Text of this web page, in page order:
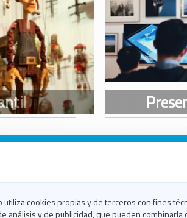
utiliza cookies propias y de terceros con fines
análisis y de publicidad, que pueden
Ocio en Lugo